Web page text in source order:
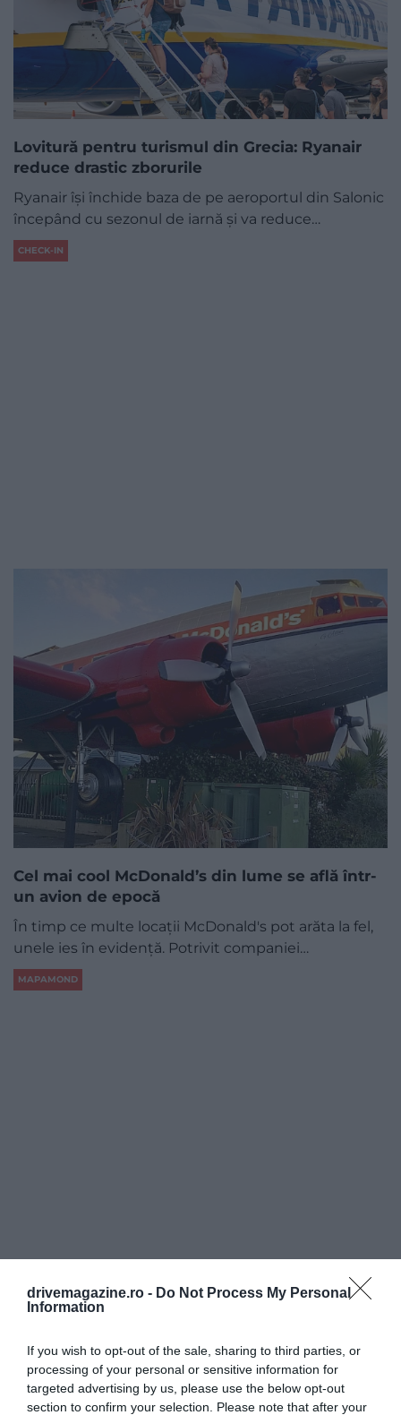
drivemagazine.ro - Do Not Process My Personal
Information
If you wish to opt-out of the sale, sharing to third parties, or
processing of your personal or sensitive information for
targeted advertising by us, please use the below opt-out
section to confirm your selection. Please note that after your
Lovitură pentru turismul din Grecia: Ryanair
reduce drastic zborurile
Ryanair își închide baza de pe aeroportul din Salonic
începând cu sezonul de iarnă și va reduce…
CHECK-IN
Cel mai cool McDonald’s din lume se află într-
un avion de epocă
În timp ce multe locații McDonald's pot arăta la fel,
unele ies în evidență. Potrivit companiei…
MAPAMOND